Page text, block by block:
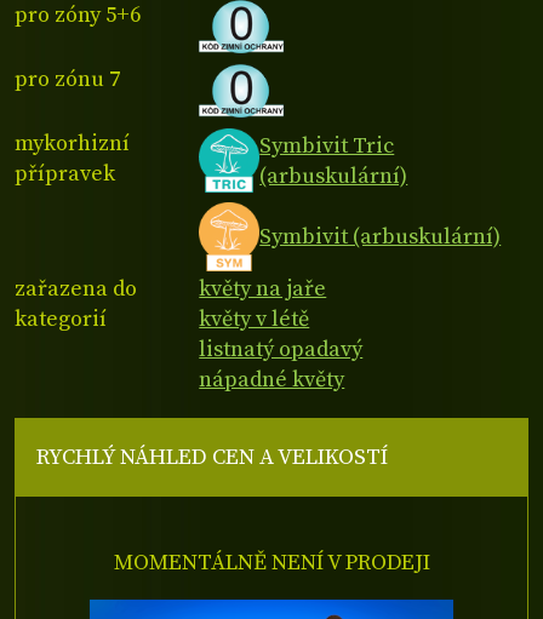
pro zóny 5+6
pro zónu 7
mykorhizní
přípravek
Symbivit Tric
(arbuskulární)
Symbivit (arbuskulární)
zařazena do
kategorií
květy na jaře
květy v létě
listnatý opadavý
nápadné květy
RYCHLÝ NÁHLED CEN A VELIKOSTÍ
MOMENTÁLNĚ NENÍ V PRODEJI